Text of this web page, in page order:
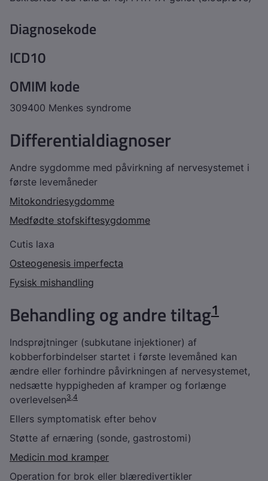
Diagnosekode
ICD10
OMIM kode
309400 Menkes syndrome
Differentialdiagnoser
Andre sygdomme med påvirkning af nervesystemet i
første levemåneder
Mitokondriesygdomme
Medfødte stofskiftesygdomme
Cutis laxa
Osteogenesis imperfecta
Fysisk mishandling
Behandling og andre tiltag1
Indsprøjtninger (subkutane injektioner) af
kobberforbindelser startet i første levemåned kan
ændre eller forhindre påvirkningen af nervesystemet,
nedsætte hyppigheden af kramper og forlænge
overlevelsen3,4
Ellers symptomatisk efter behov
Støtte af ernæring (sonde, gastrostomi)
Medicin mod kramper
Operation for brok eller blæredivertikler